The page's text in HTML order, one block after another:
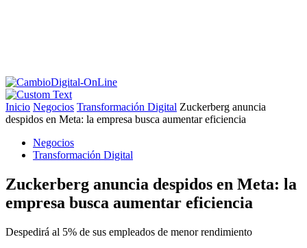
Inicio Negocios Transformación Digital Zuckerberg anuncia
despidos en Meta: la empresa busca aumentar eficiencia
Negocios
Transformación Digital
Zuckerberg anuncia despidos en Meta: la
empresa busca aumentar eficiencia
Despedirá al 5% de sus empleados de menor rendimiento